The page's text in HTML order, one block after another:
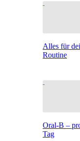
Alles für
Routine
Oral-B –
Tag